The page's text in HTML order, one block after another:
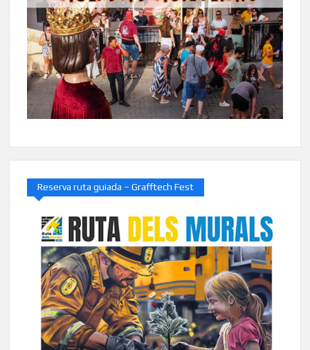
Reserva ruta guiada – Grafftech Fest